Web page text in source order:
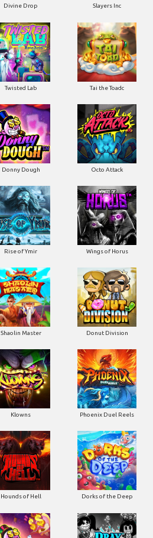
Divine Drop Slayers Inc
Twisted Lab Tai the Toadc
Donny Dough Octo Attack
Rise of Ymir Wings of Horus
Shaolin Master Donut Division
Klowns Phoenix Duel Reels
Hounds of Hell Dorks of the Deep